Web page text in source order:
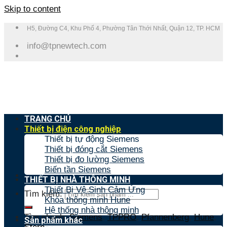
Skip to content
H5, Đường C4, Khu Phố 4, Phường Tân Thới Nhất, Quận 12, TP. HCM
info@tpnewtech.com
Tìm kiếm:
Tìm nhanh:Siemens,TPPRO,Pfannenberg,Hune,
TRANG CHỦ
Thiết bị điện công nghiệp
Thiết bị tự động Siemens
Thiết bị đóng cắt Siemens
Thiết bị đo lường Siemens
Biến tần Siemens
THIẾT BỊ NHÀ THÔNG MINH
Thiết Bị Vệ Sinh Cảm Ứng
Khóa thông minh Hune
Hệ thống nhà thông minh
Sản phẩm khác